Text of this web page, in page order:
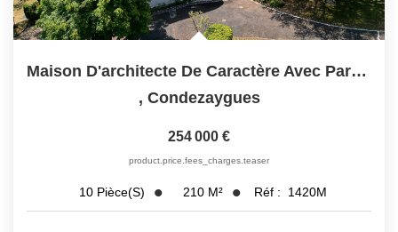
Maison D'architecte De Caractère Avec Parc Arboré
, Condezaygues
254 000 €
product.price.fees_charges.teaser
10 Pièce(s) 210 M² Réf : 1420M